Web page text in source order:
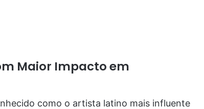
Maior Impacto em
como o artista latino mais influente